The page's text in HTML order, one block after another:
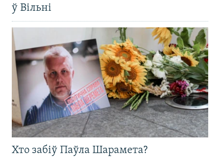
ў Вільні
Хто забіў Паўла Шарамета?